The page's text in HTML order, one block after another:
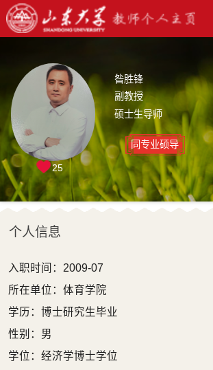
昝胜锋
副教授
硕士生导师
同专业硕导
25
个人信息
入职时间：2009-07
所在单位：体育学院
学历：博士研究生毕业
性别：男
学位：经济学博士学位